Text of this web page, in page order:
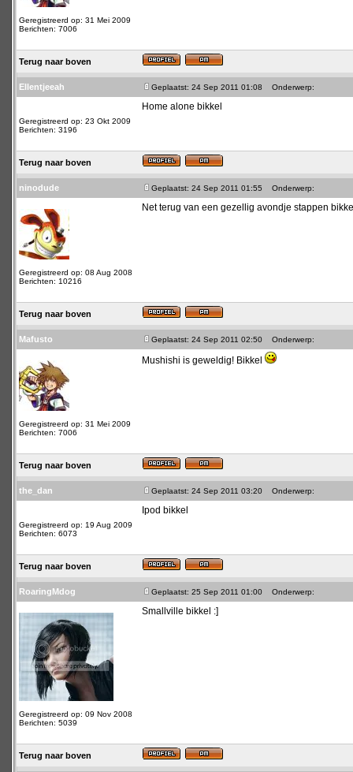
Geregistreerd op: 31 Mei 2009
Berichten: 7006
Terug naar boven
Ellentjeeah Geplaatst: 24 Sep 2011 01:08 Onderwerp:
Geregistreerd op: 23 Okt 2009
Berichten: 3196
Home alone bikkel
Terug naar boven
ninodude Geplaatst: 24 Sep 2011 01:55 Onderwerp:
Geregistreerd op: 08 Aug 2008
Berichten: 10216
Net terug van een gezellig avondje stappen
Terug naar boven
Mafusto Geplaatst: 24 Sep 2011 02:50 Onderwerp:
Geregistreerd op: 31 Mei 2009
Berichten: 7006
Mushishi is geweldig! Bikkel
Terug naar boven
the_dan Geplaatst: 24 Sep 2011 03:20 Onderwerp:
Geregistreerd op: 19 Aug 2009
Berichten: 6073
Ipod bikkel
Terug naar boven
RoaringMdog Geplaatst: 25 Sep 2011 01:00 Onderwerp:
Geregistreerd op: 09 Nov 2008
Berichten: 5039
Smallville bikkel :]
Terug naar boven